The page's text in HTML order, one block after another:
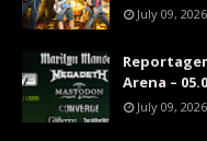
July 09, 2026
Arena –
July 09, 2026